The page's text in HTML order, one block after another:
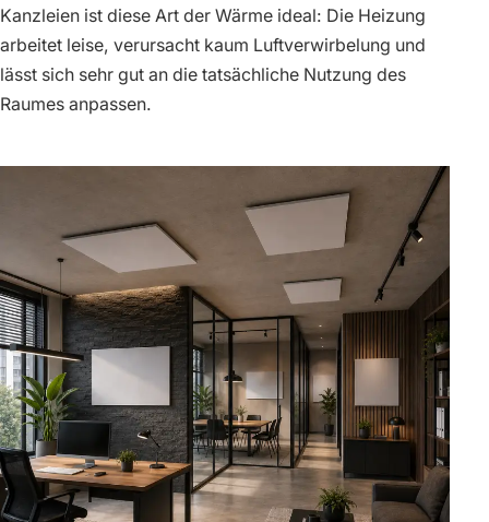
Kanzleien ist diese Art der Wärme ideal: Die Heizung
arbeitet leise, verursacht kaum Luftverwirbelung und
lässt sich sehr gut an die tatsächliche Nutzung des
Raumes anpassen.